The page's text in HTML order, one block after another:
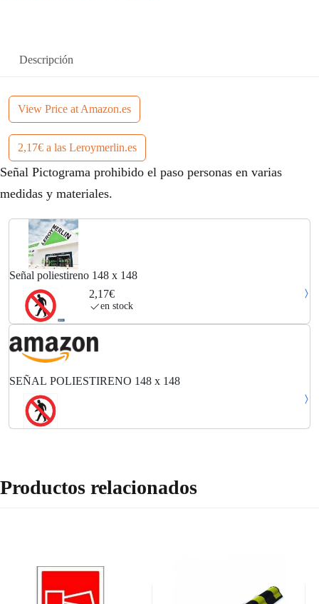
Descripción
View Price at Amazon.es
2,17€ a las Leroymerlin.es
Señal Pictograma prohibido el paso personas en varias
medidas y materiales.
Señal poliestireno 148 x 148
2,17€
en stock
SEÑAL POLIESTIRENO 148 x 148
Productos relacionados